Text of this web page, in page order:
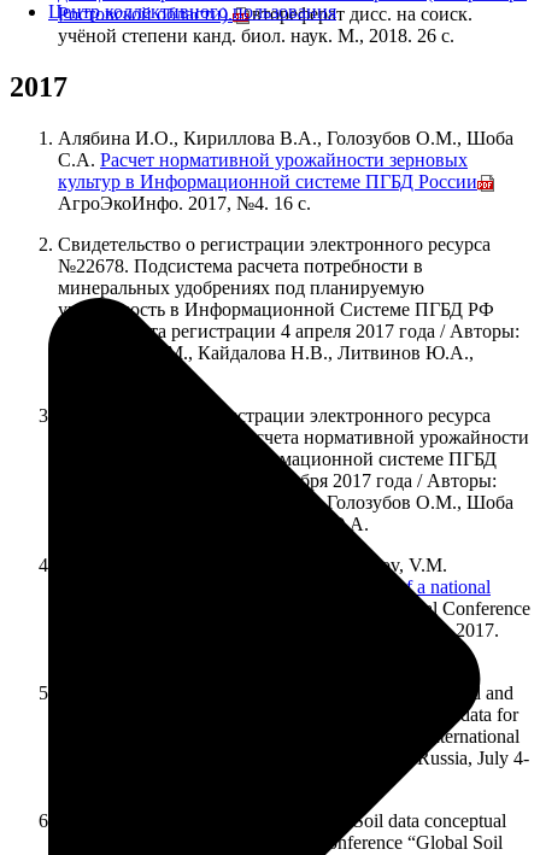
Центр коллективного пользования
Ростовской области).Автореферат дисс. на соиск.
учёной степени канд. биол. наук. М., 2018. 26 с.
2017
Алябина И.О., Кириллова В.А., Голозубов О.М., Шоба
С.А. Расчет нормативной урожайности зерновых
культур в Информационной системе ПГБД России//
АгроЭкоИнфо. 2017, №4. 16 с.
Свидетельство о регистрации электронного ресурса
№22678. Подсистема расчета потребности в
минеральных удобрениях под планируемую
урожайность в Информационной Системе ПГБД РФ
(SOFT). Дата регистрации 4 апреля 2017 года / Авторы:
Голозубов О.М., Кайдалова Н.В., Литвинов Ю.А.,
Свидетельство о регистрации электронного ресурса
№23214. Подсистема расчета нормативной урожайности
зерновых культур в Информационной системе ПГБД
РФ. Дата регистрации 02 ноября 2017 года / Авторы:
Алябина И.О., Кириллова В.А., Голозубов О.М., Шоба
С.А., Назаренко О.Г., Литвинов Ю.А.
S.A. Shoba, I.O. Alyabina, O.M. Golozubov, V.M.
Development of a national
// International Conference
“Global Soil Map 2017” Moscow, Russia, July 4-6, 2017.
Golozubov O.M., Chernova O.V. Using multi-scale old and
modern maps combined with current soil monitoring data for
online mapping the soil organic carbon stocks // International
Conference “Global Soil Map 2017” Moscow, Russia, July 4-
Golozubov O. M., Kolesnikova V. M. Soil data conceptual
and object models // International Conference “Global Soil